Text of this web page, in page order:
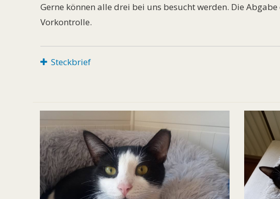
Gerne können alle drei bei uns besucht werden. Die
Vorkontrolle.
Steckbrief